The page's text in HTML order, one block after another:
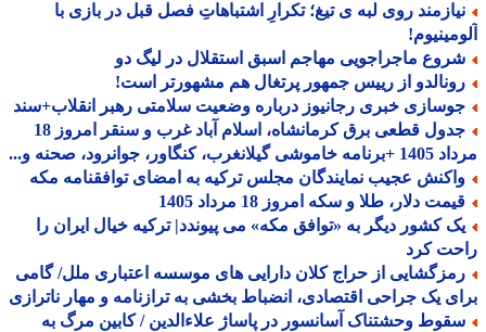
روی لبه ی تیغ؛ تکرارِ اشتباهاتِ فصل قبل در بازی با
ماجراجویی مهاجم اسبق استقلال در لیگ دو
از رییس جمهور پرتغال هم مشهورتر است!
خبری رجانیوز درباره وضعیت سلامتی رهبر انقلاب+سند
جدول قطعی برق کرمانشاه، اسلام آباد غرب و سنقر امروز 18
کنگاور، جوانرود، صحنه و...
عجیب نمایندگان مجلس ترکیه به امضای توافقنامه مکه
دلار، طلا و سکه امروز 18 مرداد 1405
کشور دیگر به «توافق مکه» می پیوندد| ترکیه خیال ایران را
کرد
از حراج کلان دارایی های موسسه اعتباری ملل/ گامی
یک جراحی اقتصادی، انضباط بخشی به ترازنامه و مهار ناترازی
وحشتناک آسانسور در پاساژ علاءالدین / کابین مرگ به